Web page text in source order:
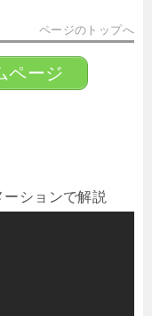
ページのトップへ
ページ
ションで解説